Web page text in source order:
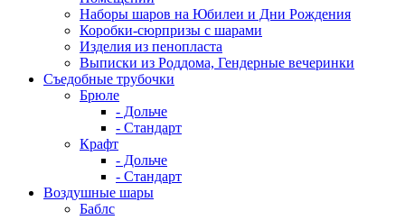
Наборы шаров на Юбилеи и Дни Рождения
Коробки-сюрпризы с шарами
Изделия из пенопласта
Выписки из Роддома, Гендерные вечеринки
Съедобные трубочки
Брюле
- Дольче
- Стандарт
Крафт
- Дольче
- Стандарт
Воздушные шары
Баблс